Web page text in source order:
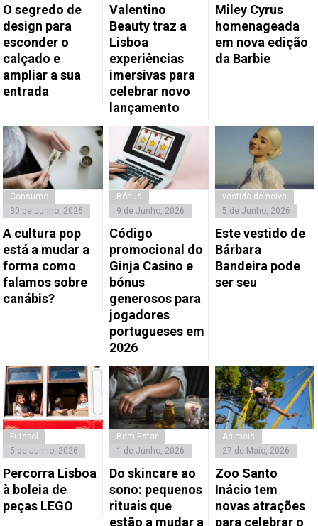
O segredo de
design para
esconder o
calçado e
ampliar a sua
entrada
Valentino
Beauty traz a
Lisboa
experiências
imersivas para
celebrar novo
lançamento
Miley Cyrus
homenageada
em nova edição
da Barbie
Consumo
30 de Junho, 2026
A cultura pop
está a mudar a
forma como
falamos sobre
canábis?
Bónus
9 de Junho, 2026
Código
promocional do
Ginja Casino e
bónus
generosos para
jogadores
portugueses em
2026
vestido de noiva
5 de Junho, 2026
Este vestido de
Bárbara
Bandeira pode
ser seu
Futebol
5 de Junho, 2026
Percorra Lisboa
à boleia de
peças LEGO
Bem-Estar
1 de Junho, 2026
Do skincare ao
sono: pequenos
rituais que
estão a mudar a
Animais
27 de Maio, 2026
Zoo Santo
Inácio tem
novas atrações
para celebrar o